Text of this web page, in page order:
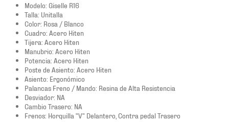
Modelo: Giselle R16
Talla: Unitalla
Color: Rosa / Blanco
Cuadro: Acero Hiten
Tijera: Acero Hiten
Manubrio: Acero Hiten
Potencia: Acero Hiten
Poste de Asiento: Acero Hiten
Asiento: Ergonómico
Palancas Freno / Mando: Resina de Alta Resistencia
Desviador: NA
Cambio Trasero: NA
Frenos: Horquilla "V" Delantero, Contra pedal Trasero